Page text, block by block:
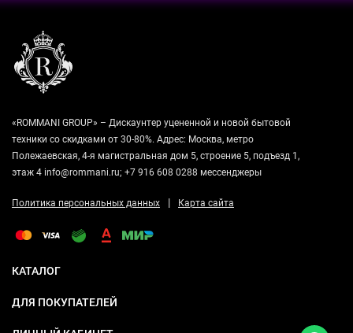
«ROMMANI GROUP» – Дискаунтер уцененной и новой бытовой
техники со скидками от 30-80%. Адрес: Москва, метро
Полежаевская, 4-я магистральная дом 5, строение 5, подъезд 1,
этаж 4 info@rommani.ru; +7 916 608 0288 мессенджеры
Политика персональных данных | Карта сайта
КАТАЛОГ
ДЛЯ ПОКУПАТЕЛЕЙ